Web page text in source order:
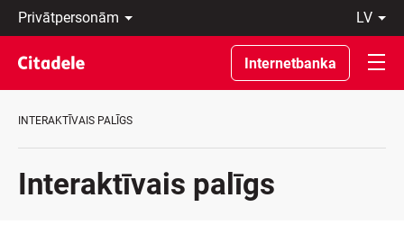
Privātpersonām
Uzņēmumiem
Private
Banking
Par
C
lv
Latviski
По-
русски
In
Internetbanka
INTERAKTĪVAIS PALĪGS
Interaktīvais palīgs